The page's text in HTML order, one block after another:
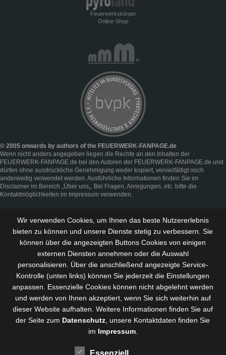
Feuerwerkskörper
Online-Shop
© 2005 onwards by authors of the FEUERWERK-FANPAGE.de
Wenn nicht anders angegeben liegen die Rechte an den Inhalten der
FEUERWERK-FANPAGE.de bei den Autoren der FEUERWERK-FANPAGE.de und
dürfen ohne ausdrückliche Genehmigung weder kopiert, vervielfältigt noch
anderweitig verwendet werden. Ausführliche Informationen finden Sie im
Disclaimer im Bereich „Über uns„. Bei Fragen, Anregungen, etc. bitte die
Kontaktmöglichkeiten im Impressum verwenden.
Wir verwenden Cookies, um Ihnen das beste Nutzererlebnis
bieten zu können und unsere Dienste stetig zu verbessern . Sie
können über die angezeigten Buttons Cookies von einigen
externen Diensten annehmen oder die Auswahl
personalisieren. Über die anschließend angezeigte Service-
Kontrolle (unten links) können Sie jederzeit die Einstellungen
anpassen. Essenzielle Cookies können nicht abgelehnt werden
und werden von Ihnen akzeptiert, wenn Sie sich weiterhin auf
dieser Website aufhalten. Weitere Informationen finden Sie auf
der Seite zum Datenschutz , unsere Kontaktdaten finden Sie
im Impressum.
Essenziell